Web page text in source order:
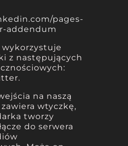
pages-
addendum
wykorzystuje
z następujących
na naszą
wtyczkę,
tworzy
do serwera